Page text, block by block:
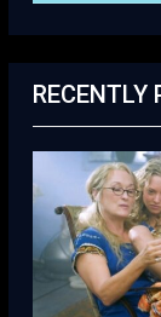
RECENTLY